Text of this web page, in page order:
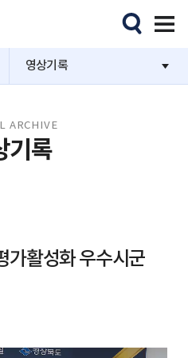
영상기록
ARCHIVE
기록
활성화 우수시군